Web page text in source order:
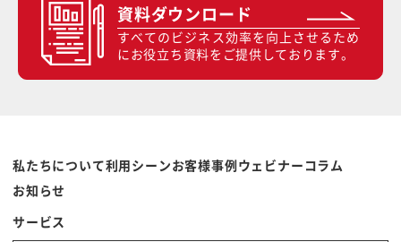
資料ダウンロード
すべてのビジネス効率を向上させるため
にお役立ち資料をご提供しております。
私たちについて利用シーンお客様事例ウェビナー コラム
お知らせ
サービス